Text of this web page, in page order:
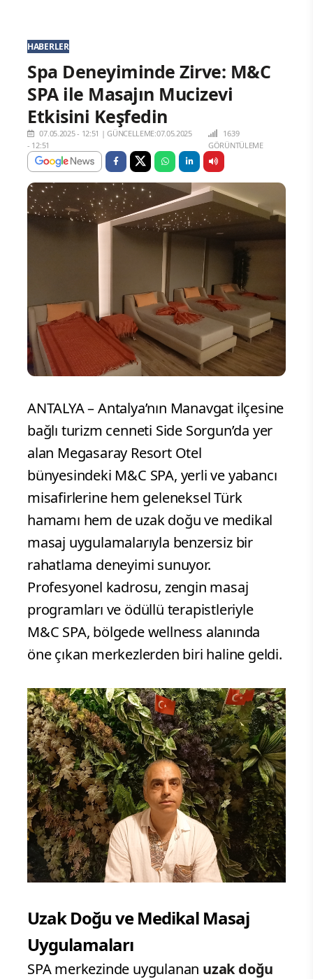
HABERLER
Spa Deneyiminde Zirve: M&C
SPA ile Masajın Mucizevi
Etkisini Keşfedin
07.05.2025 - 12:51 |GÜNCELLEME:07.05.2025
- 12:51
1639
GÖRÜNTÜLEME
ANTALYA – Antalya’nın Manavgat ilçesine
bağlı turizm cenneti Side Sorgun’da yer
alan Megasaray Resort Otel
bünyesindeki M&C SPA, yerli ve yabancı
misafirlerine hem geleneksel Türk
hamamı hem de uzak doğu ve medikal
masaj uygulamalarıyla benzersiz bir
rahatlama deneyimi sunuyor.
Profesyonel kadrosu, zengin masaj
programları ve ödüllü terapistleriyle
M&C SPA, bölgede wellness alanında
öne çıkan merkezlerden biri haline geldi.
Uzak Doğu ve Medikal Masaj
Uygulamaları
SPA merkezinde uygulanan uzak doğu